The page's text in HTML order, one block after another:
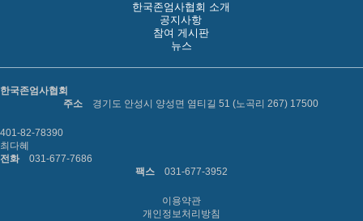
한국존엄사협회 소개
공지사항
참여 게시판
뉴스
한국존엄사협회
주소
경기도 안성시 양성면 염티길 51 (노곡리 267) 17500
401-82-78390
최다혜
전화
031-677-7686
팩스
031-677-3952
이용약관
개인정보처리방침